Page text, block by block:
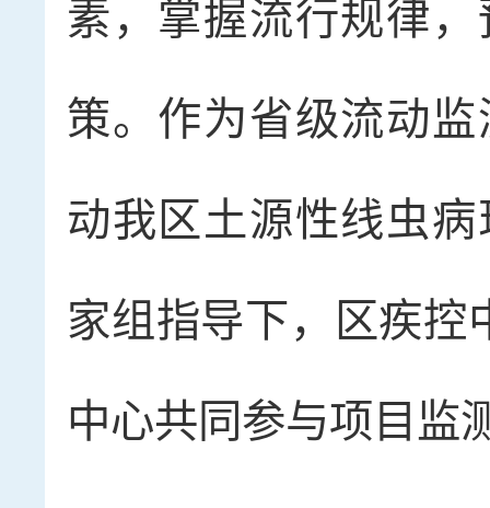
素，掌握流行规律
策。作为省级流动
动我区土源性线虫
家组指导下，区疾控
中心共同参与项目监